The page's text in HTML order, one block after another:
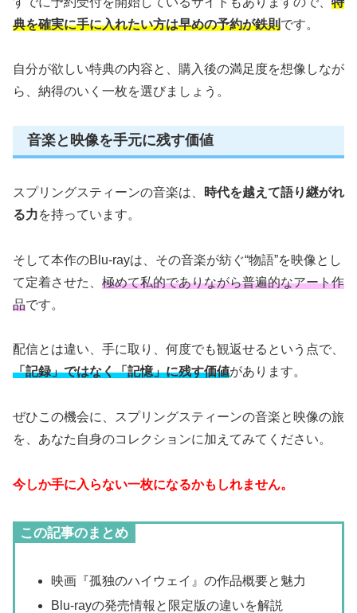
典を確実に手に入れたい方は早めの予約が鉄則です。
自分が欲しい特典の内容と、購入後の満足度を想像しなが
ら、納得のいく一枚を選びましょう。
音楽と映像を手元に残す価値
スプリングスティーンの音楽は、
時代を越えて語り継がれ
る力を持っています。
そして本作のBlu-rayは、その音楽が紡ぐ“物語”を映像とし
て定着させた、 極めて私的でありながら普遍的なアート作
品です。
配信とは違い、手に取り、何度でも観返せるという点で、
「記録」ではなく「記憶」に残す価値があります。
ぜひこの機会に、スプリングスティーンの音楽と映像の旅
を、あなた自身のコレクションに加えてみてください。
今しか手に入らない一枚になるかもしれません。
この記事のまとめ
映画『孤独のハイウェイ』の作品概要と魅力
Blu-rayの発売情報と限定版の違いを解説